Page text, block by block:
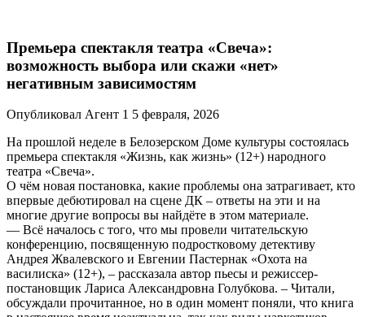
Премьера спектакля театра «Свеча»:
возможность выбора или скажи «нет»
негативным зависимостям
Опубликовал Агент 1 5 февраля, 2026
На прошлой неделе в Белозерском Доме культуры состоялась
премьера спектакля «Жизнь, как жизнь» (12+) народного
театра «Свеча».
О чём новая постановка, какие проблемы она затрагивает, кто
впервые дебютировал на сцене ДК – ответы на эти и на
многие другие вопросы вы найдёте в этом материале.
— Всё началось с того, что мы провели читательскую
конференцию, посвященную подростковому детективу
Андрея Жвалевского и Евгении Пастернак «Охота на
василиска» (12+), – рассказала автор пьесы и режиссер-
постановщик Лариса Александровна Голубкова. – Читали,
обсуждали прочитанное, но в один момент поняли, что книга